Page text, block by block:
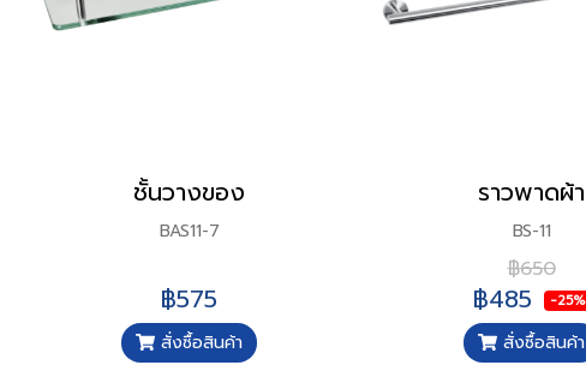
ชั้นวางของ
BAS11-7
฿575
สั่งซื้อสินค้า
ราวพาดผ้า
BS-11
฿650
฿485 -25%
สั่งซื้อสินค้า